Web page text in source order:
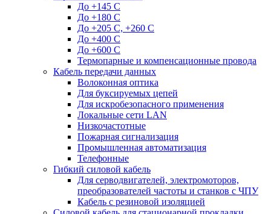
До +145 С
До +180 C
До +205 С, +260 С
До +400 C
До +600 С
Термопарные и компенсационные провода
Кабель передачи данных
Волоконная оптика
Для буксируемых цепей
Для искробезопасного применения
Локальные сети LAN
Низкочастотные
Пожарная сигнализация
Промышленная автоматизация
Телефонные
Гибкий силовой кабель
Для серводвигателей, электромоторов,
преобразователей частоты и станков с ЧПУ
Кабель с резиновой изоляцией